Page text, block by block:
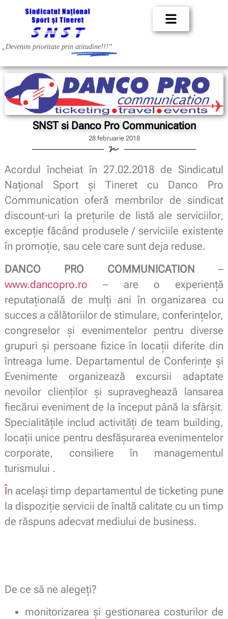
„Devenim prioritate prin atitudine!!!”
SNST si Danco Pro Communication
28 februarie 2018
Acordul încheiat în 27.02.2018 de Sindicatul
Național Sport şi Tineret cu Danco Pro
Communication oferă membrilor de sindicat
discount-uri la prețurile de listă ale serviciilor,
excepție făcând produsele / serviciile existente
în promoție, sau cele care sunt deja reduse.
DANCO PRO COMMUNICATION –
www.dancopro.ro – are o experiență
reputațională de mulți ani în organizarea cu
succes a călătoriilor de stimulare, conferințelor,
congreselor și evenimentelor pentru diverse
grupuri și persoane fizice în locații diferite din
întreaga lume. Departamentul de Conferințe și
Evenimente organizează excursii adaptate
nevoilor clienților și supraveghează lansarea
fiecărui eveniment de la început până la sfârșit.
Specialitățile includ activități de team building,
locații unice pentru desfăşurarea evenimentelor
corporate, consiliere în managementul
turismului .
În acelaşi timp departamentul de ticketing pune
la dispoziţie servicii de înaltă calitate cu un timp
de răspuns adecvat mediului de business.
De ce să ne alegeți?
monitorizarea și gestionarea costurilor de